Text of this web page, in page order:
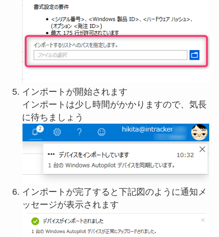
インポートが開始されます
インポートは少し時間がかかりますので、気長
に待ちましょう
インポートが完了すると下記図のように通知メ
ッセージが表示されます